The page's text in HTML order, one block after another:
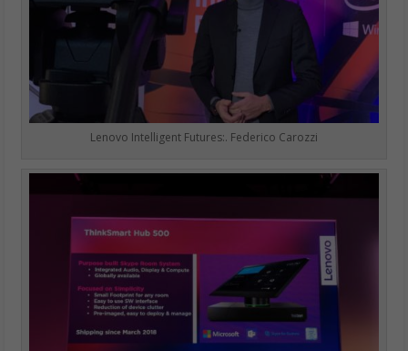
Lenovo Intelligent Futures:. Federico Carozzi